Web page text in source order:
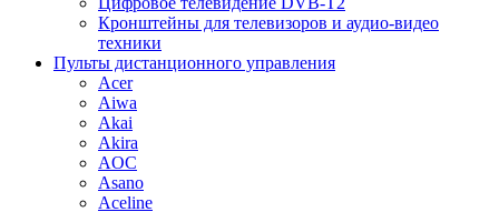
Кронштейны для телевизоров и аудио-видео
техники
Пульты дистанционного управления
Acer
Aiwa
Akai
Akira
AOC
Asano
Aceline